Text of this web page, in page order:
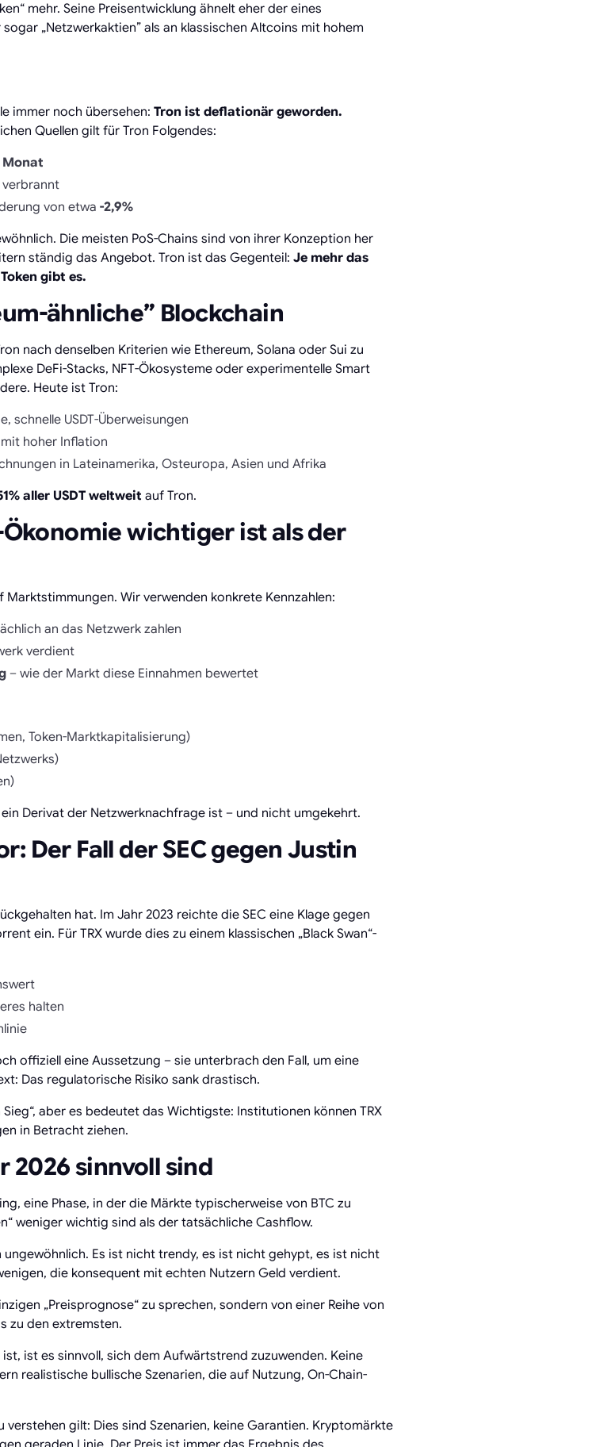
mehr. Seine Preisentwicklung ähnelt eher der eines
„Netzwerkaktien” als an klassischen Altcoins mit hohem
immer noch übersehen: Tron ist deflationär geworden.
Quellen gilt für Tron Folgendes:
Monat
verbrannt
von etwa -2,9%
Die meisten PoS-Chains sind von ihrer Konzeption her
ständig das Angebot. Tron ist das Gegenteil: Je mehr das
gibt es.
ähnliche” Blockchain
nach denselben Kriterien wie Ethereum, Solana oder Sui zu
DeFi-Stacks, NFT-Ökosysteme oder experimentelle Smart
Heute ist Tron:
schnelle USDT-Überweisungen
hoher Inflation
in Lateinamerika, Osteuropa, Asien und Afrika
aller USDT weltweit auf Tron.
wichtiger ist als der
Wir verwenden konkrete Kennzahlen:
an das Netzwerk zahlen
verdient
– wie der Markt diese Einnahmen bewertet
Token-Marktkapitalisierung)
Derivat der Netzwerknachfrage ist – und nicht umgekehrt.
Der Fall der SEC gegen Justin
hat. Im Jahr 2023 reichte die SEC eine Klage gegen
ein. Für TRX wurde dies zu einem klassischen „Black Swan“-
halten
offiziell eine Aussetzung – sie unterbrach den Fall, um eine
Das regulatorische Risiko sank drastisch.
aber es bedeutet das Wichtigste: Institutionen können TRX
in Betracht ziehen.
2026 sinnvoll sind
eine Phase, in der die Märkte typischerweise von BTC zu
weniger wichtig sind als der tatsächliche Cashflow.
Es ist nicht trendy, es ist nicht gehypt, es ist nicht
die konsequent mit echten Nutzern Geld verdient.
„Preisprognose“ zu sprechen, sondern von einer Reihe von
zu den extremsten.
ist es sinnvoll, sich dem Aufwärtstrend zuzuwenden. Keine
realistische bullische Szenarien, die auf Nutzung, On-Chain-
verstehen gilt: Dies sind Szenarien, keine Garantien. Kryptomärkte